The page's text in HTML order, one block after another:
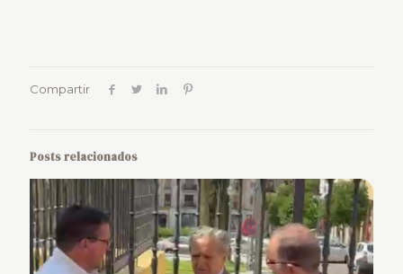
Compartir
Posts relacionados